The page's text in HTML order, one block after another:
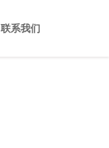
联系我们